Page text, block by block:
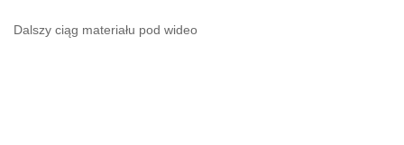
Dalszy ciąg materiału pod wideo